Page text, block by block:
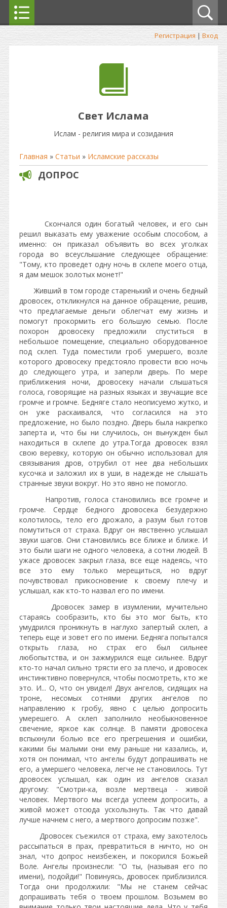
Регистрация | Вход
Свет Ислама
Ислам - религия мира и созидания
Главная » Статьи » Исламские рассказы
ДОПРОС
Скончался один богатый человек, и его сын
решил выказать ему уважение особым способом, а
именно: он приказал объявить во всех уголках
города во всеуслышание следующее обращение:
"Тому, кто проведет одну ночь в склепе моего отца,
я дам мешок золотых монет!"
Живший в том городе старенький и очень бедный
дровосек, откликнулся на данное обращение, решив,
что предлагаемые деньги облегчат ему жизнь и
помогут прокормить его большую семью. После
похорон дровосеку предложили спуститься в
небольшое помещение, специально оборудованное
под склеп. Туда поместили гроб умершего, возле
которого дровосеку предстояло провести всю ночь
до следующего утра, и заперли дверь. По мере
приближения ночи, дровосеку начали слышаться
голоса, говорящие на разных языках и звучащие все
громче и громче. Бедняге стало неописуемо жутко, и
он уже раскаивался, что согласился на это
предложение, но было поздно. Дверь была накрепко
заперта и, что бы ни случилось, он вынужден был
находиться в склепе до утра.Тогда дровосек взял
свою веревку, которую он обычно использовал для
связывания дров, отрубил от нее два небольших
кусочка и заложил их в уши, в надежде не слышать
странные звуки вокруг. Но это явно не помогло.
Напротив, голоса становились все громче и
громче. Сердце бедного дровосека безудержно
колотилось, тело его дрожало, а разум был готов
помутиться от страха. Вдруг он явственно услышал
звуки шагов. Они становились все ближе и ближе. И
это были шаги не одного человека, а сотни людей. В
ужасе дровосек закрыл глаза, все еще надеясь, что
все это ему только мерещиться, но вдруг
почувствовал прикосновение к своему плечу и
услышал, как кто-то назвал его по имени.
Дровосек замер в изумлении, мучительно
стараясь сообразить, кто бы это мог быть, кто
умудрился проникнуть в наглухо запертый склеп, а
теперь еще и зовет его по имени. Бедняга попытался
открыть глаза, но страх его был сильнее
любопытства, и он зажмурился еще сильнее. Вдруг
кто-то начал сильно трясти его за плечо, и дровосек
инстинктивно повернулся, чтобы посмотреть, кто же
это. И... О, что он увидел! Двух ангелов, сидящих на
троне, несомых сотнями других ангелов по
направлению к гробу, явно с целью допросить
умерешего. А склеп заполнило необыкновенное
свечение, яркое как солнце. В памяти дровосека
вспыхнули болью все его прегрешения и ошибки,
какими бы малыми они ему раньше ни казались, и,
хотя он понимал, что ангелы будут допрашивать не
его, а умершего человека, легче не становилось. Тут
дровосек услышал, как один из ангелов сказал
другому: "Смотри-ка, возле мертвеца - живой
человек. Мертвого мы всегда успеем допросить, а
живой может отсюда ускользнуть. Так что давай
лучше начнем с него, а мертвого допросим позже".
Дровосек съежился от страха, ему захотелось
рассыпаться в прах, превратиться в ничто, но он
знал, что допрос неизбежен, и покорился Божьей
Воле. Ангелы произнесли: "О ты, (называя его по
имени), подойди!" Повинуясь, дровосек приблизился.
Тогда они продолжили: "Мы не станем сейчас
допрашивать тебя о твоем прошлом. Возьмем во